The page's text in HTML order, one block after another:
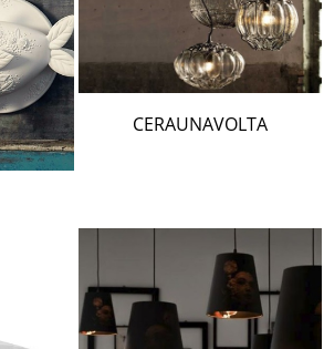
CERAUNAVOLTA